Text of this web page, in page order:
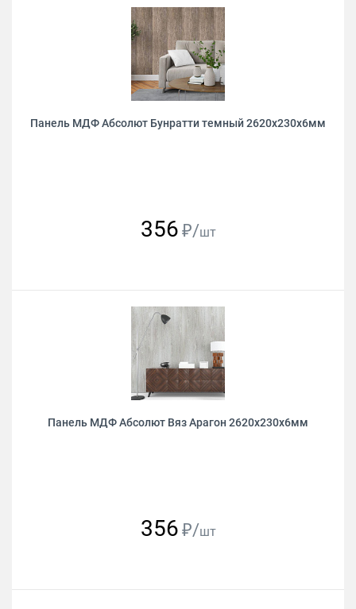
Панель МДФ Абсолют Бунратти темный 2620х230х6мм
356 ₽/шт
Панель МДФ Абсолют Вяз Арагон 2620х230х6мм
356 ₽/шт